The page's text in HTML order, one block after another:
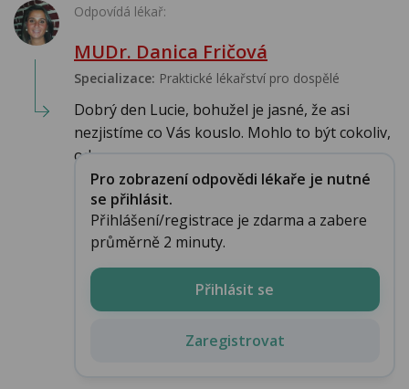
Odpovídá lékař:
MUDr. Danica Fričová
Specializace: Praktické lékařství pro dospělé
Dobrý den Lucie, bohužel je jasné, že asi
nezjistíme co Vás kouslo. Mohlo to být cokoliv,
od ...
Pro zobrazení odpovědi lékaře je nutné
se přihlásit.
Přihlášení/registrace je zdarma a zabere
průměrně 2 minuty.
Přihlásit se
Zaregistrovat